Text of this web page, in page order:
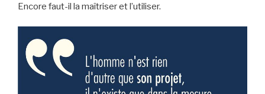
Encore faut-il la maîtriser et l’utiliser.